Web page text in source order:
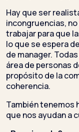
Hay que ser
incongruencias,
trabajar para que
lo que se espera
de manager.
área de personas
propósito de la
coherencia.
También tenemos
que nos ayudan a